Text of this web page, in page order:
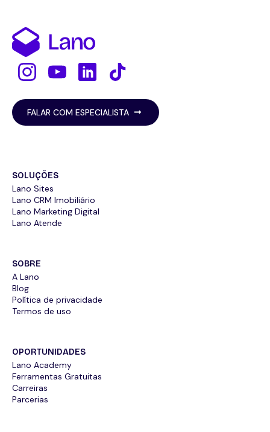
FALAR COM ESPECIALISTA
SOLUÇÕES
Lano Sites
Lano CRM Imobiliário
Lano Marketing Digital
Lano Atende
SOBRE
A Lano
Blog
Política de privacidade
Termos de uso
OPORTUNIDADES
Lano Academy
Ferramentas Gratuitas
Carreiras
Parcerias